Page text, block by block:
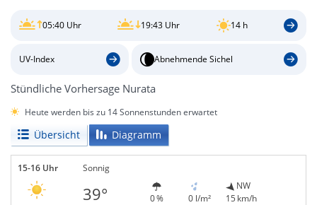
05:40 Uhr 19:43 Uhr 14 h
UV-Index Abnehmende Sichel
Stündliche Vorhersage Nurata
Heute werden bis zu 14 Sonnenstunden erwartet
Übersicht Diagramm
15-16 Uhr Sonnig
39° 0 % 0 l/m²
NW
15 km/h